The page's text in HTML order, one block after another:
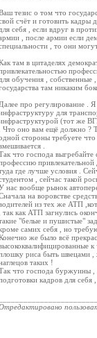
тезис о том что
счёт и готовить кадры
для себя , если вдруг в
, после армии если
, то они
там в цитаделях
для обучения , собственные
там никаким
Далее про регулирование . Я
для
(тот же
. Что оно вам ещё должно ?
стороны требуете что
.
что господа
где лучше условия .
, сейчас такой
нас вообще рынок
на воровстве
из тех же АТП
, так как АТП загнулись
"белые и пушистые"
самих себя , но
же было всё
к
риса быть швецами ,
таких !
что господа буржуины ,
кадров для себя